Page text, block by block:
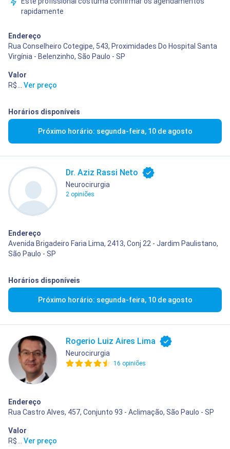
rapidamente
Endereço
Rua Conselheiro Cotegipe, 543, Proximidades Do Hospital Santa
Virgínia - Belenzinho, São Paulo - SP
Valor
R$ 450,00
Ver preço
Horários disponíveis
Próximo horário: segunda-feira, 10 de agosto
Dr. Aziz Rassi Neto
Neurocirurgia
2 opiniões
Endereço
Avenida Brigadeiro Faria Lima, 2413, Conj 22 - Jardim Paulistano,
São Paulo - SP
Horários disponíveis
Próximo horário: segunda-feira, 10 de agosto
Rogerio Luiz Aires Lima
Neurocirurgia
16 opiniões
Endereço
Rua Castro Alves, 457, Conjunto 93 - Aclimação, São Paulo - SP
Valor
R$ 450,00
Ver preço